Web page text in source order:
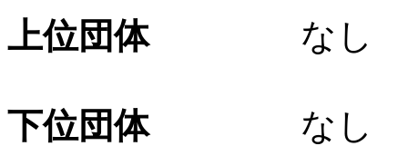
上位団体なし
下位団体なし